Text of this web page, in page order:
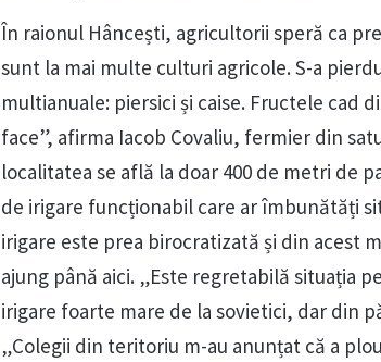
În raionul Hâncești, agricultorii speră ca
sunt la mai multe culturi agricole. S-a
multianuale: piersici și caise. Fructele cad
face”, afirma Iacob Covaliu, fermier din
localitatea se află la doar 400 de metri de
de irigare funcționabil care ar îmbunătăți
irigare este prea birocratizată și din acest
ajung până aici. „Este regretabilă situația
irigare foarte mare de la sovietici, dar din
„Colegii din teritoriu m-au anunțat că a